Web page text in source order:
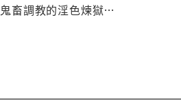
畜調教的淫色煉獄…